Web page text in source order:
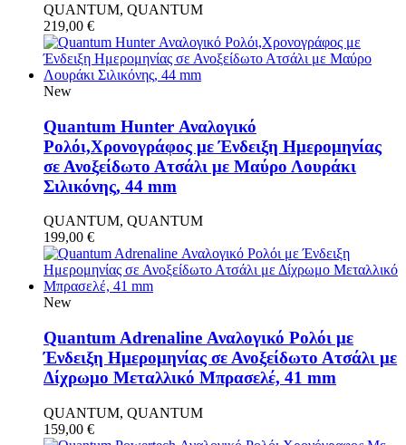
QUANTUM, QUANTUM
219,00 €
New
Quantum Hunter Αναλογικό
Ρολόι,Χρονογράφος με Ένδειξη Ημερομηνίας
σε Ανοξείδωτο Ατσάλι με Μαύρο Λουράκι
Σιλικόνης, 44 mm
QUANTUM, QUANTUM
199,00 €
New
Quantum Adrenaline Αναλογικό Ρολόι με
Ένδειξη Ημερομηνίας σε Ανοξείδωτο Ατσάλι με
Δίχρωμο Μεταλλικό Μπρασελέ, 41 mm
QUANTUM, QUANTUM
159,00 €